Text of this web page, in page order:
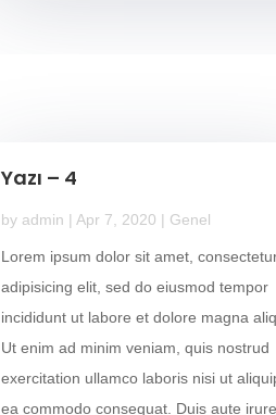
Yazı – 4
by admin | Apr 7, 2020 | Genel
Lorem ipsum dolor sit amet,
adipisicing elit, sed do eiusmod tempor
incididunt ut labore et dolore magna
Ut enim ad minim veniam, quis nostrud
exercitation ullamco laboris nisi ut
ea commodo consequat. Duis aute irure